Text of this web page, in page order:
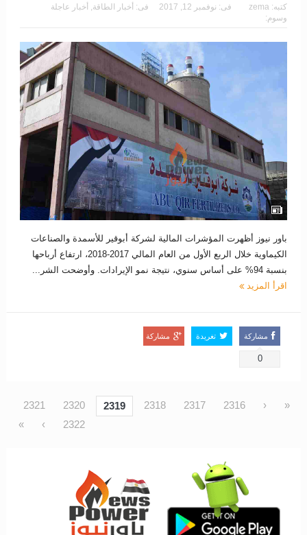
كتبه: zema فى: نوفمبر 12, 2017 فى: أخبار الطاقة, أخبار عاجلة
وسوم:
باور نيوز أظهرت المؤشرات المالية لشركة أبوقير للأسمدة والصناعات
الكيماوية خلال الربع الأول من العام المالي 2017-2018، ارتفاع أرباحها
بنسبة 94% على أساس سنوي، نتيجة نمو الإيرادات. وأوضحت الشر...
اقرأ المزيد
مشاركة
0
تغريدة مشاركة
«
‹
2316
2317
2318
2319
2320
2321
2322
›
»